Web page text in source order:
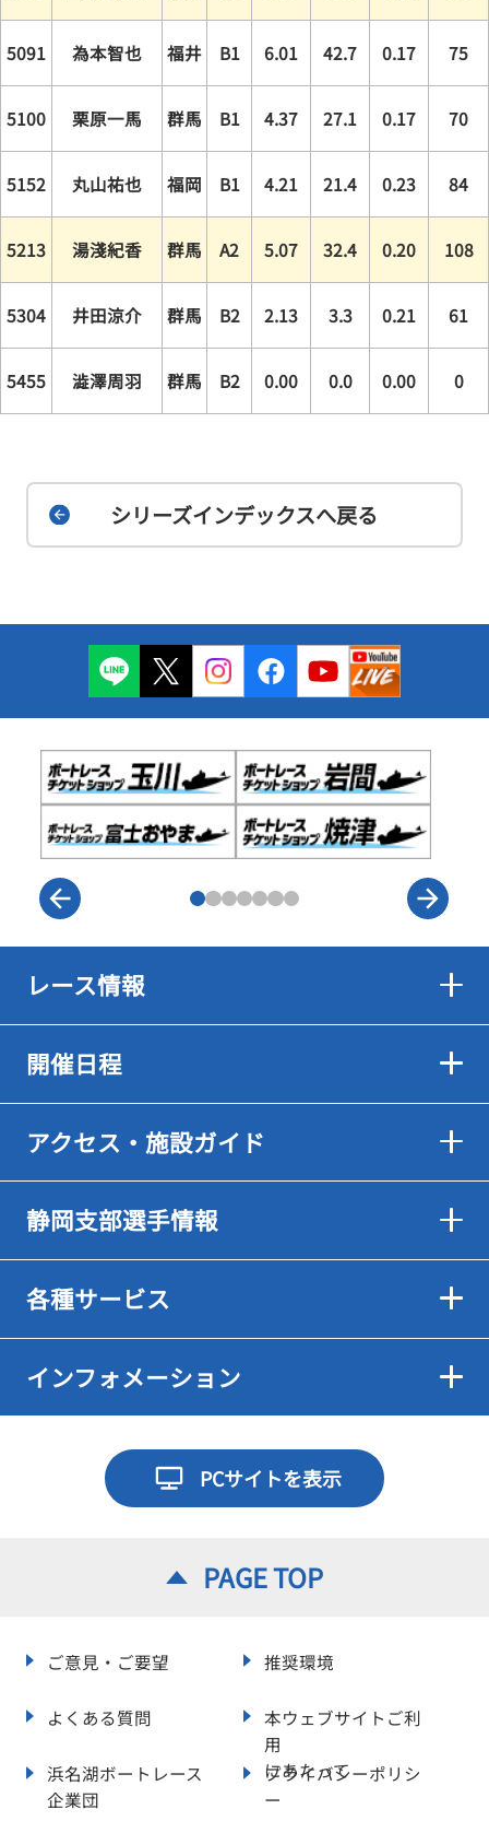
5091 為本智也 福井 B1 6.01 42.7 0.17 75
5100 栗原一馬 群馬 B1 4.37 27.1 0.17 70
5152 丸山祐也 福岡 B1 4.21 21.4 0.23 84
5213 湯淺紀香 群馬 A2 5.07 32.4 0.20 108
5304 井田涼介 群馬 B2 2.13 3.3 0.21 61
5455 澁澤周羽 群馬 B2 0.00 0.0 0.00 0
シリーズインデックスへ戻る
レース情報
開催日程
アクセス・施設ガイド
静岡支部選手情報
各種サービス
インフォメーション
PCサイトを表示
PAGE TOP
ご意見・ご要望 推奨環境
よくある質問
本ウェブサイトご利
用
にあたって
浜名湖ボートレース
企業団
プライバシーポリシ
ー